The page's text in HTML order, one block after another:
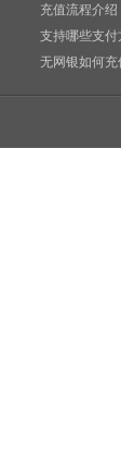
充值流程介绍
支持哪些支付
无网银如何充